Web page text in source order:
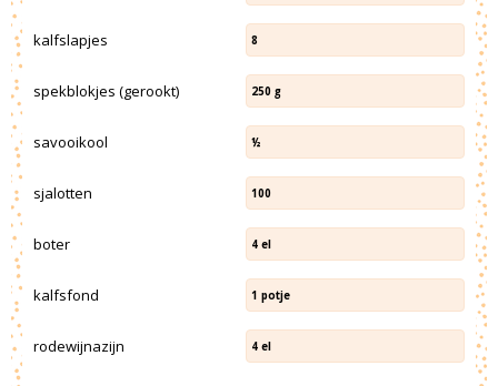
kalfslapjes 8
spekblokjes (gerookt) 250 g
savooikool ½
sjalotten 100
boter 4 el
kalfsfond 1 potje
rodewijnazijn 4 el